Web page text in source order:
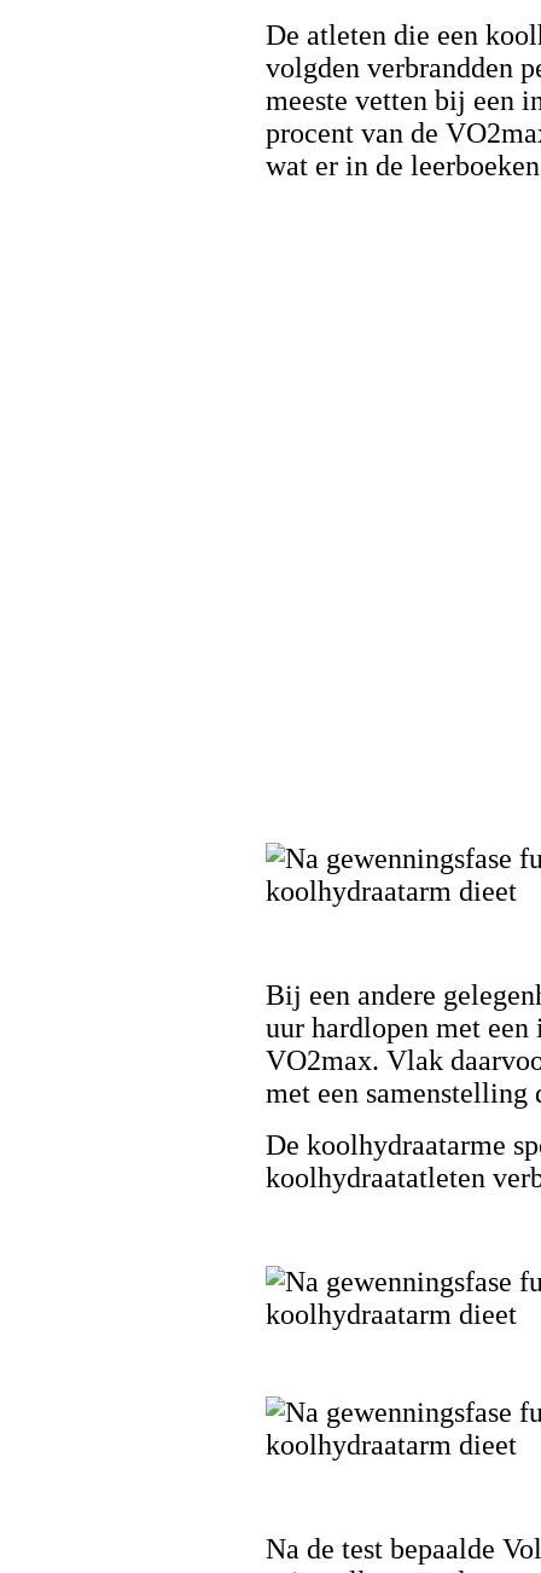
De atleten die een
volgden verbrandden
meeste vetten bij een
procent van de
wat er in de
Bij een andere
uur hardlopen met
VO2max. Vlak
met een
De koolhydraatarme
koolhydraatatleten
Na de test bepaalde